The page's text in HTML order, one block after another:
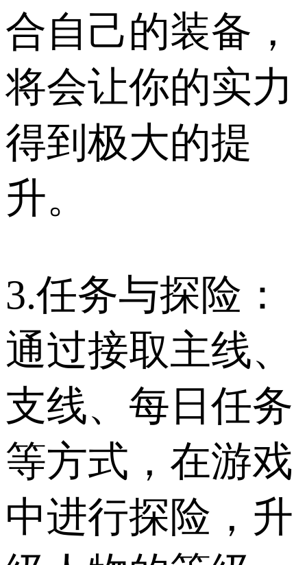
合自己的装备，
将会让你的实力
得到极大的提
升。
3.任务与探险：
通过接取主线、
支线、每日任务
等方式，在游戏
中进行探险，升